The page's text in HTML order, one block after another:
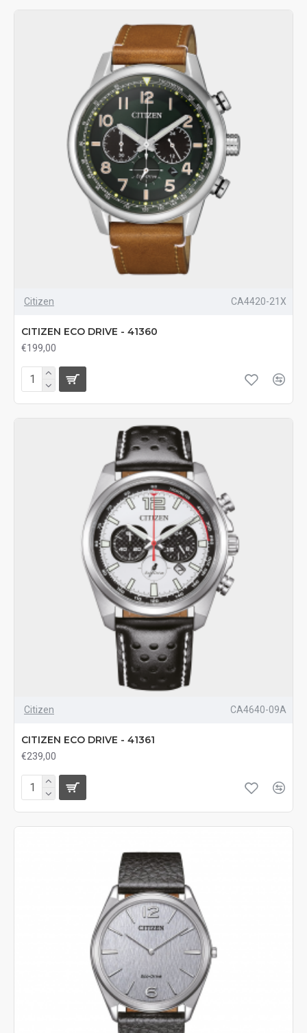
Citizen CA4420-21X
CITIZEN ECO DRIVE - 41360
€199,00
Citizen CA4640-09A
CITIZEN ECO DRIVE - 41361
€239,00